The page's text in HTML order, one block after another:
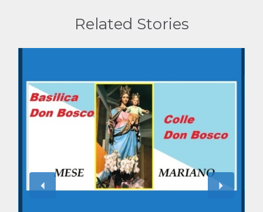
Related Stories